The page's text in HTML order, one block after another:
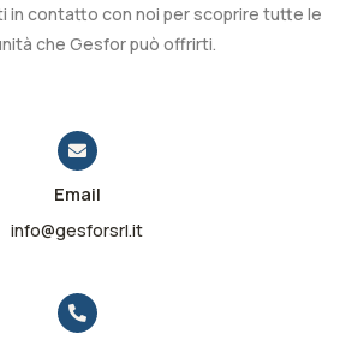
in contatto con noi per scoprire tutte le
che Gesfor può offrirti.
Email
info@gesforsrl.it